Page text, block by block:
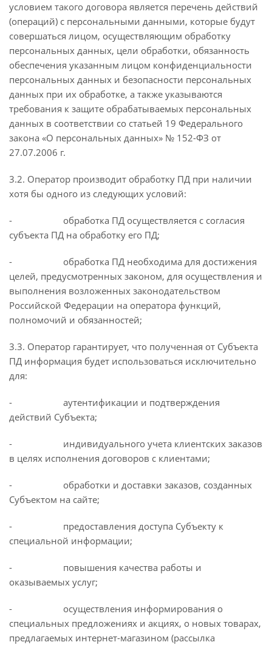
условием такого договора является перечень действий
(операций) с персональными данными, которые будут
совершаться лицом, осуществляющим обработку
персональных данных, цели обработки, обязанность
обеспечения указанным лицом конфиденциальности
персональных данных и безопасности персональных
данных при их обработке, а также указываются
требования к защите обрабатываемых персональных
данных в соответствии со статьей 19 Федерального
закона «О персональных данных» № 152-ФЗ от
27.07.2006 г.
3.2. Оператор производит обработку ПД при наличии
хотя бы одного из следующих условий:
- обработка ПД осуществляется с согласия
субъекта ПД на обработку его ПД;
- обработка ПД необходима для достижения
целей, предусмотренных законом, для осуществления и
выполнения возложенных законодательством
Российской Федерации на оператора функций,
полномочий и обязанностей;
3.3. Оператор гарантирует, что полученная от Субъекта
ПД информация будет использоваться исключительно
для:
- аутентификации и подтверждения
действий Субъекта;
- индивидуального учета клиентских заказов
в целях исполнения договоров с клиентами;
- обработки и доставки заказов, созданных
Субъектом на сайте;
- предоставления доступа Субъекту к
специальной информации;
- повышения качества работы и
оказываемых услуг;
- осуществления информирования о
специальных предложениях и акциях, о новых товарах,
предлагаемых интернет-магазином (рассылка